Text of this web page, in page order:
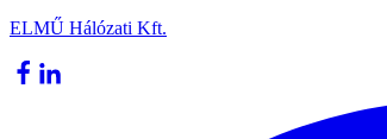
ELMŰ Hálózati Kft.